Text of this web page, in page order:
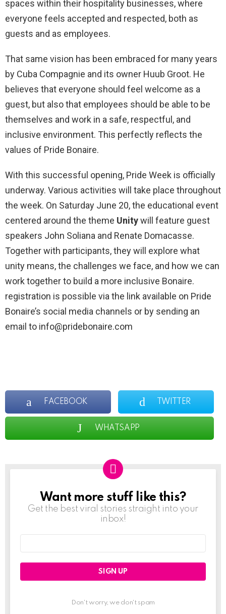
spaces within their hospitality businesses, where
everyone feels accepted and respected, both as
guests and as employees.
That same vision has been embraced for many years
by Cuba Compagnie and its owner Huub Groot. He
believes that everyone should feel welcome as a
guest, but also that employees should be able to be
themselves and work in a safe, respectful, and
inclusive environment. This perfectly reflects the
values of Pride Bonaire.
With this successful opening, Pride Week is officially
underway. Various activities will take place throughout
the week. On Saturday June 20, the educational event
centered around the theme Unitywill feature guest
speakers John Soliana and Renate Domacasse.
Together with participants, they will explore what
unity means, the challenges we face, and how we can
work together to build a more inclusive Bonaire.
registration is possible via the link available on Pride
Bonaire’s social media channels or by sending an
email to info@pridebonaire.com
FACEBOOK TWITTER
WHATSAPP
NEWSLETTER
Want more stuff like this?
Get the best viral stories straight into your
inbox!
Don't worry, we don't spam